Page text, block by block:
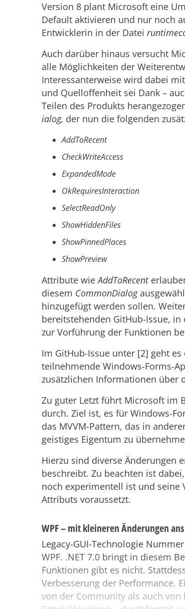
Version 8 plant Microsoft eine
Default aktivieren und nur noch
Entwicklerin in der Datei
Auch darüber hinaus versucht
alle Möglichkeiten der
Interessanterweise wird dabei
und Quelloffenheit sei Dank –
Teilen des Produkts
ialog, der nun die folgenden
AddToRecent
CheckWriteAccess
ExpandedMode
OkRequiresInteraction
SelectReadOnly
ShowHiddenFiles
ShowPinnedPlaces
ShowPreview
Attribute wieAddToRecent
diesem CommonDialog
hinzugefügt werden sollen.
bereitstehenden GitHub-Issue,
zur Vorführung der Funktionen
Im GitHub-Issue unter [2] geht
teilnehmende Windows-Forms-
zusätzlichen Informationen über
Zu guter Letzt führt Microsoft im
durch. Ziel ist, es für Windows-
das MVVM-Pattern, das in
geistiges Eigentum zu
Hierzu sind diverse Änderungen
beschreibt. Zu beachten ist
noch experimentell ist und seine
Attributs voraussetzt.
WPF – mit kleineren Änderungen
Legacy-GUI-Technologie
WPF. .NET 7.0 bringt in diesem
Funktionen gibt es nicht.
Verbesserung der Performance.
von der Community als auch